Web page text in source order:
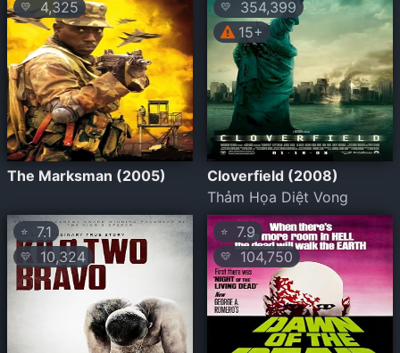
💛 4,325
The Marksman (2005)
💛
354,399
15+
Cloverfield (2008)
Thảm Họa Diệt Vong
⭐ 7.1
💛 10,324
⭐ 7.9
💛 104,750